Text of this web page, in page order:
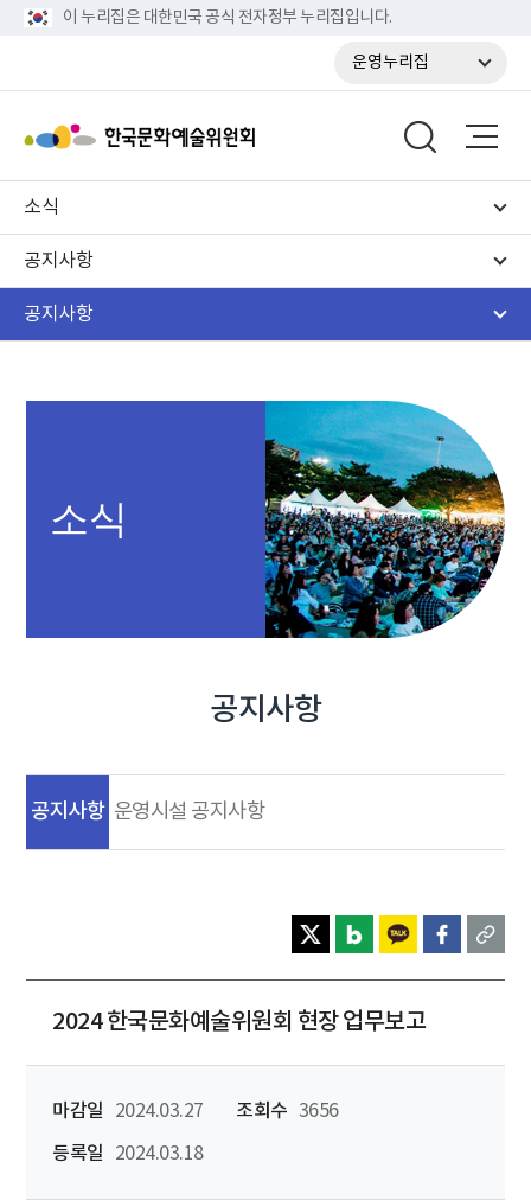
이 누리집은 대한민국 공식 전자정부 누리집입니다.
운영누리집
소식
공지사항
공지사항
소식
공지사항
공지사항 운영시설 공지사항
2024 한국문화예술위원회 현장 업무보고
마감일 2024.03.27 조회수 3656
등록일
2024.03.18